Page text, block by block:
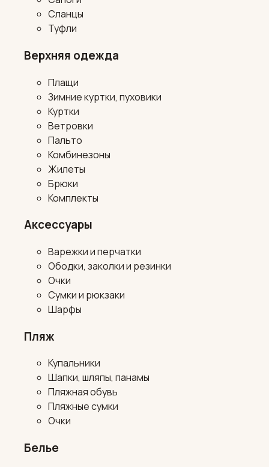
Сланцы
Туфли
Верхняя одежда
Плащи
Зимние куртки, пуховики
Куртки
Ветровки
Пальто
Комбинезоны
Жилеты
Брюки
Комплекты
Аксессуары
Варежки и перчатки
Ободки, заколки и резинки
Очки
Сумки и рюкзаки
Шарфы
Пляж
Купальники
Шапки, шляпы, панамы
Пляжная обувь
Пляжные сумки
Очки
Белье